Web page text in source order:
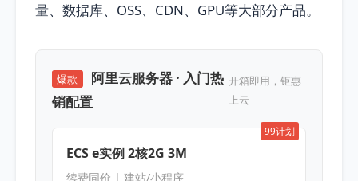
量、数据库、OSS、CDN、GPU等大部分产品。
爆款
阿里云服务器 · 入门热
销配置
开箱即用，钜惠
上云
99计划
ECS e实例 2核2G 3M
续费同价 | 建站/小程序